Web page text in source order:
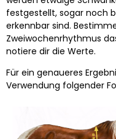
festgestellt, sogar noch
erkennbar sind.
Zweiwochenrhythmus
notiere dir die Werte.
Für ein genaueres
Verwendung folgender